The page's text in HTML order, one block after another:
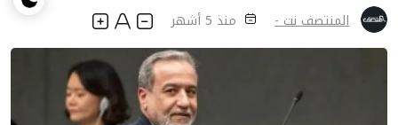
المنتصف نت - منذ 5 أشهر